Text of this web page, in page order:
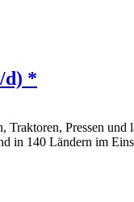
d) *
Pressen
140 Ländern im